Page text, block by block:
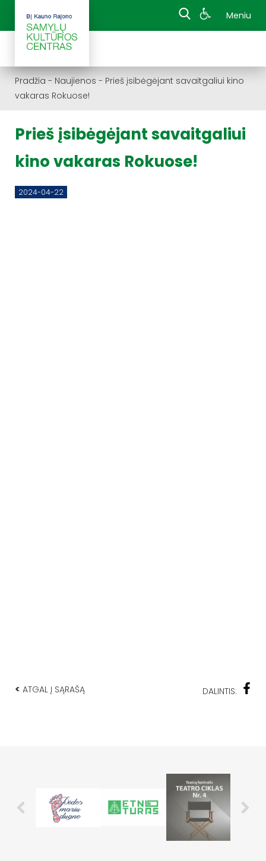
Meniu
Pradžia - Naujienos - Prieš įsibėgėjant savaitgaliui kino
vakaras Rokuose!
Prieš įsibėgėjant savaitgaliui
kino vakaras Rokuose!
2024-04-22
< ATGAL Į SĄRAŠĄ DALINTIS: